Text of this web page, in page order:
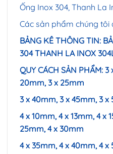
Ống Inox 304, Thanh La
Các sản phẩm chúng tôi
BẢNG KÊ THÔNG TIN:
304 THANH LA INOX
QUY CÁCH SẢN PHẨM:
20mm, 3 x 25mm
3 x 40mm, 3 x 45mm, 3 x
4 x 10mm, 4 x 13mm, 4 x
25mm, 4 x 30mm
4 x 35mm, 4 x 40mm, 4 x